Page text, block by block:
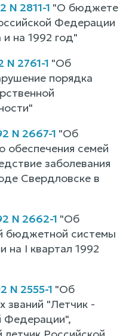
N 2811-1 "О бюджете
Федерации
и на 1992 год"
2761-1 "Об
порядка
N 2667-1 "Об
обеспечения семей
заболевания
Свердловске в
N 2662-1 "Об
бюджетной системы
на I квартал 1992
N 2555-1 "Об
званий "Летчик -
Федерации",